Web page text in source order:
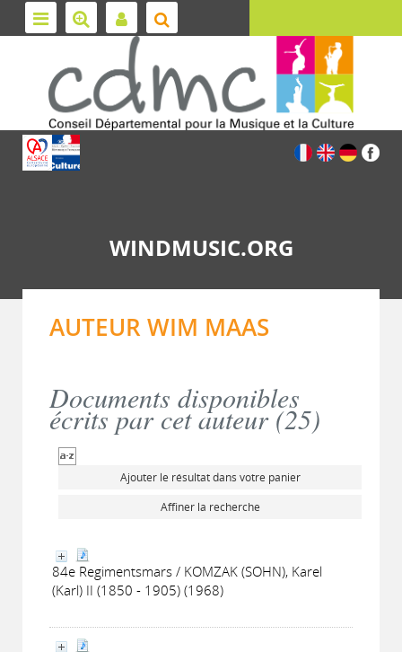
WINDMUSIC.ORG
AUTEUR WIM MAAS
Documents disponibles
écrits par cet auteur (25)
Ajouter le résultat dans votre panier
Affiner la recherche
84e Regimentsmars / KOMZAK (SOHN), Karel
(Karl) II (1850 - 1905) (1968)